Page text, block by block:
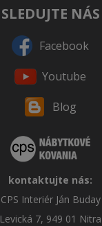
SLEDUJTE NÁS
Facebook
Youtube
Blog
kontaktujte nás:
CPS Interiér Ján Buday
Levická 7, 949 01 Nitra